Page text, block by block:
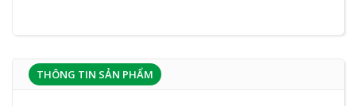
THÔNG TIN SẢN PHẨM